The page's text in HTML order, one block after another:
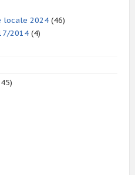
locale 2024 (46)
2014 (4)